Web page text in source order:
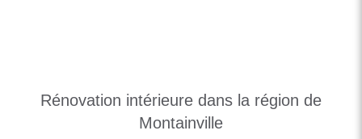
Rénovation intérieure dans la région de
Montainville